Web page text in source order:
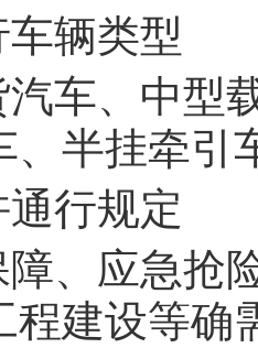
辆类型
车、中型
、半挂牵引
通行规定
障、应急抢
程建设等确